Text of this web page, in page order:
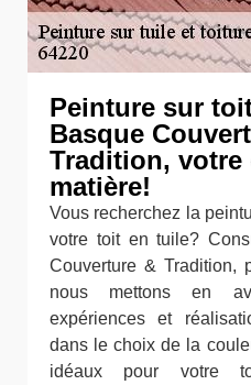
Peinture sur
Basque
Tradition, votre
matière!
Vous recherchez la
votre toit en tuile?
Couverture & Tradition,
nous mettons en
expériences et
dans le choix de la
idéaux pour votre